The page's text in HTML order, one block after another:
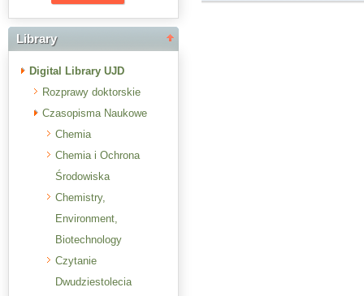
Library
Digital Library UJD
Rozprawy doktorskie
Czasopisma Naukowe
Chemia
Chemia i Ochrona
Środowiska
Chemistry,
Environment,
Biotechnology
Czytanie
Dwudziestolecia